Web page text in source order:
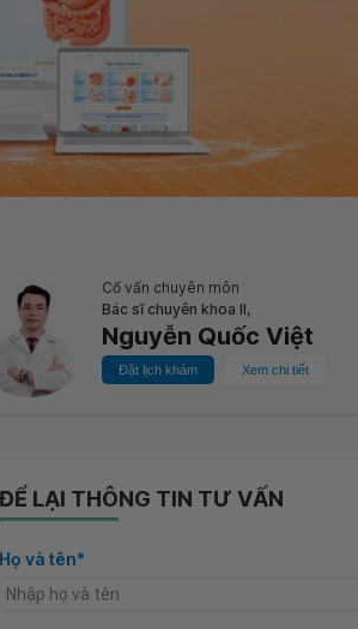
Cố vấn chuyên môn
Bác sĩ chuyên khoa II,
Nguyễn Quốc Việt
Đặt lịch khám Xem chi tiết
ĐỂ LẠI THÔNG TIN TƯ VẤN
Họ và tên*